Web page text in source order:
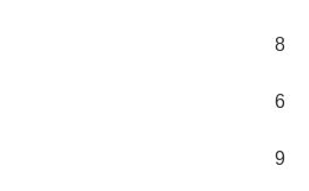
8
6
9